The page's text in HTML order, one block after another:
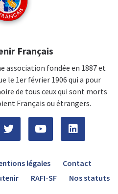
Français
association fondée en 1887 et
le 1er février 1906 qui a pour
de tous ceux qui sont morts
Français ou étrangers.
légales
Contact
RAFI-SF Nos statuts